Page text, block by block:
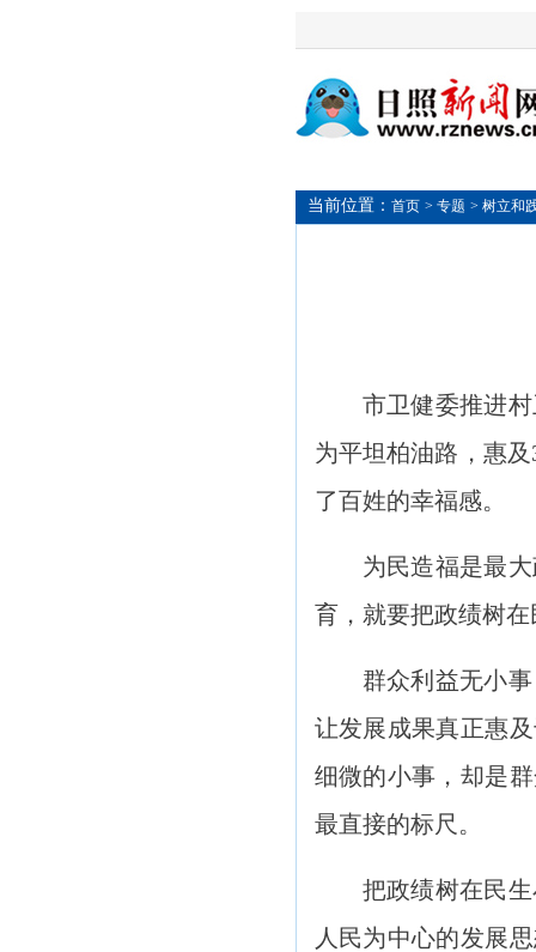
当前位置： 首页 > 专题 > 树立和
市卫健委推进
为平坦柏油路，惠及
了百姓的幸福感。
为民造福是最
育，就要把政绩树
群众利益无小
让发展成果真正惠
细微的小事，却是
最直接的标尺。
把政绩树在民
人民为中心的发展